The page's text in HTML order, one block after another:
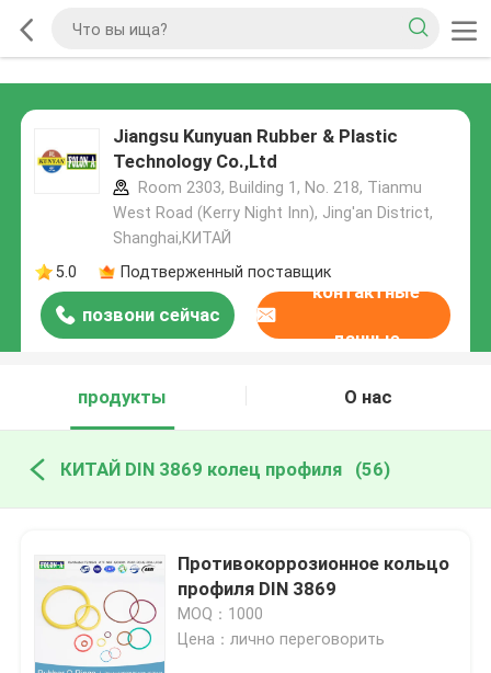
Jiangsu Kunyuan Rubber & Plastic
Technology Co.,Ltd
Room 2303, Building 1, No. 218, Tianmu
West Road (Kerry Night Inn), Jing'an District,
Shanghai,КИТАЙ
5.0
Подтверженный поставщик
позвони сейчас
контактные
данные
продукты О нас
КИТАЙ DIN 3869 колец профиля (56)
Противокоррозионное кольцо
профиля DIN 3869
MOQ：1000
Цена：лично переговорить